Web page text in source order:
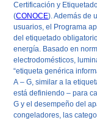
Certificación y
(CONOCE). Además de
usuarios, el Programa
del etiquetado
energía. Basado en
electrodomésticos,
“etiqueta genérica
A –G, similar a la
está definiendo – para
G y el desempeño del
congeladores, las